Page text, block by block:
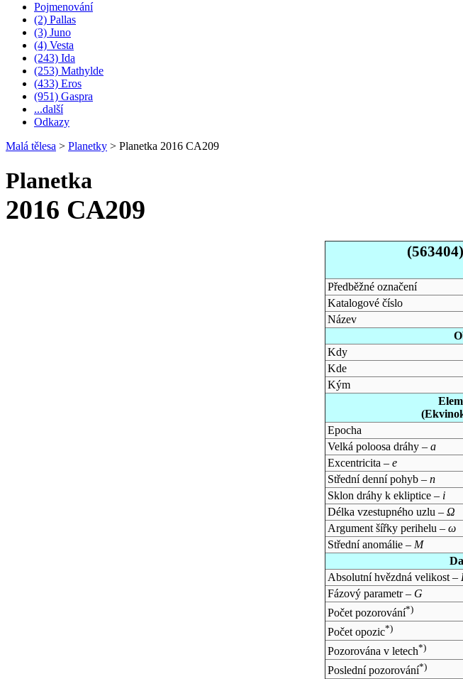
Pojmenování
(2) Pallas
(3) Juno
(4) Vesta
(243) Ida
(253) Mathylde
(433) Eros
(951) Gaspra
...další
Odkazy
Malá tělesa > Planetky > Planetka 2016 CA209
Planetka
2016 CA209
Předběžné označení
Katalogové číslo
Název
Kdy
Kde
Kým
Epocha
Velká poloosa dráhy – a
Excentricita – e
Střední denní pohyb – n
Sklon dráhy k ekliptice – i
Délka vzestupného uzlu – Ω
Argument šířky perihelu – ω
Střední anomálie – M
Absolutní hvězdná velikost –
Fázový parametr – G
Počet pozorování*)
Počet opozic*)
Pozorována v letech*)
Poslední pozorování*)